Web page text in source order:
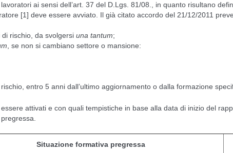
ai sensi dell’art. 37 del D.Lgs. 81/08., in quanto risultano
[1] deve essere avviato. Il già citato accordo del 21/12/2011
rischio, da svolgersi una tantum;
, se non si cambiano settore o mansione:
entro 5 anni dall’ultimo aggiornamento o dalla formazione
attivati e con quali tempistiche in base alla data di inizio del
Situazione formativa pregressa